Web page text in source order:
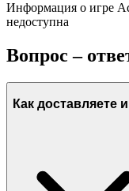
Информация о игре
недоступна
Вопрос –
Как доставляете